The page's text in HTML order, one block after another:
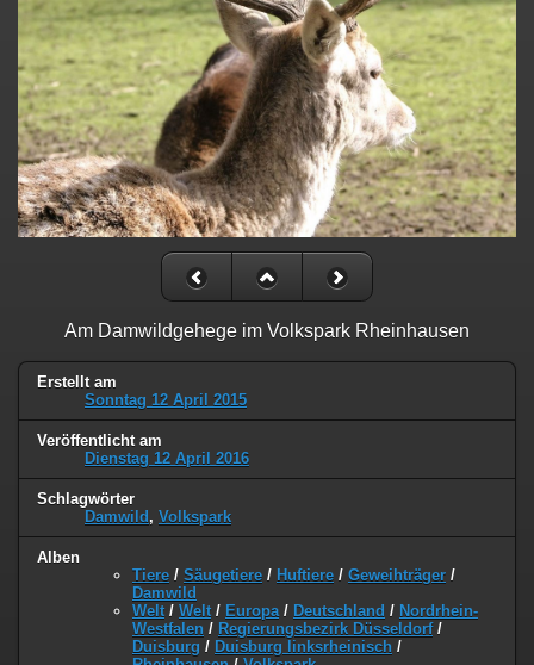
Am Damwildgehege im Volkspark Rheinhausen
Erstellt am
Sonntag 12 April 2015
Veröffentlicht am
Dienstag 12 April 2016
Schlagwörter
Damwild , Volkspark
Alben
Tiere / Säugetiere / Huftiere / Geweihträger /
Damwild
Welt / Welt / Europa / Deutschland / Nordrhein-
Westfalen / Regierungsbezirk Düsseldorf/
Duisburg / Duisburg linksrheinisch /